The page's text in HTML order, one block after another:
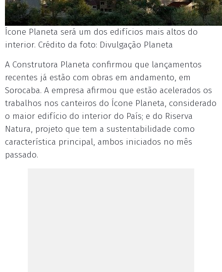
Ícone Planeta será um dos edifícios mais altos do
interior. Crédito da foto: Divulgação Planeta
A Construtora Planeta confirmou que lançamentos
recentes já estão com obras em andamento, em
Sorocaba. A empresa afirmou que estão acelerados os
trabalhos nos canteiros do Ícone Planeta, considerado
o maior edifício do interior do País; e do Riserva
Natura, projeto que tem a sustentabilidade como
característica principal, ambos iniciados no mês
passado.